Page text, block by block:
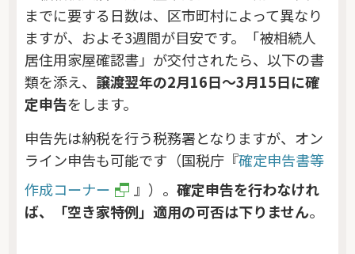
までに要する日数は、区市町村によって異なり
ますが、およそ3週間が目安です。「被相続人
居住用家屋確認書」が交付されたら、以下の書
類を添え、 譲渡翌年の2月16日～3月15日に確
定申告をします。
申告先は納税を行う税務署となりますが、オン
ライン申告も可能です（国税庁『確定申告書等
作成コーナー
』）。確定申告を行わなけれ
ば、「空き家特例」適用の可否は下りません。